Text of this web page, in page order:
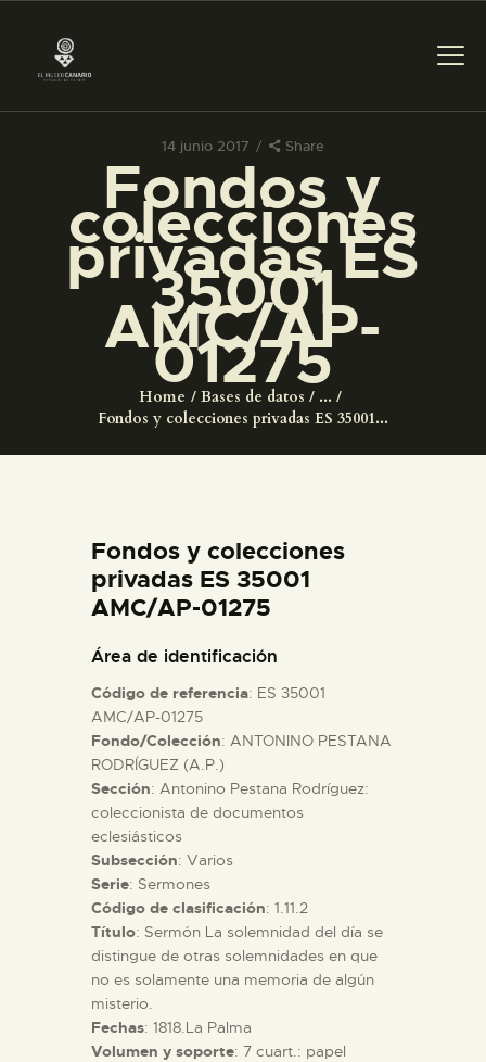
14 junio 2017 Share
Fondos y
colecciones
privadas ES
35001
AMC/AP-
01275
Home Bases de datos
...
Fondos y colecciones privadas ES 35001...
PREPARAR LA VISITA
ACTIVIDADES
█
EL MUSEO
ESPAÑOL
ACTIVIDADES
█
EL MUSEO
COLECCIONES
DIDÁCTICA
ESPAÑOL
Fondos y colecciones
privadas ES 35001
AMC/AP-01275
Área de identificación
Código de referencia: ES 35001
AMC/AP-01275
Fondo/Colección: ANTONINO PESTANA
RODRÍGUEZ (A.P.)
Sección: Antonino Pestana Rodríguez:
coleccionista de documentos
eclesiásticos
Subsección: Varios
Serie: Sermones
Código de clasificación: 1.11.2
Título: Sermón La solemnidad del día se
distingue de otras solemnidades en que
no es solamente una memoria de algún
misterio.
Fechas: 1818.La Palma
Volumen y soporte: 7 cuart.: papel